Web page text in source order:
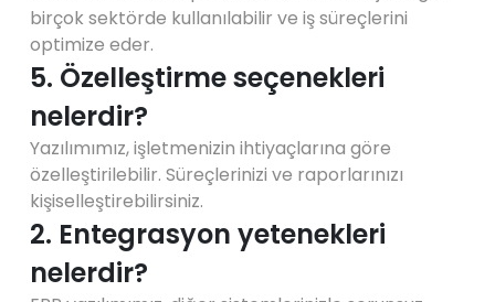
birçok sektörde kullanılabilir ve iş süreçlerini
optimize eder.
5. Özelleştirme seçenekleri
nelerdir?
Yazılımımız, işletmenizin ihtiyaçlarına göre
özelleştirilebilir. Süreçlerinizi ve raporlarınızı
kişiselleştirebilirsiniz.
2. Entegrasyon yetenekleri
nelerdir?